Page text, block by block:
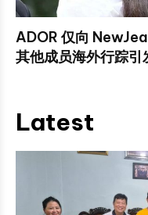
ADOR 仅向
其他成员海外行踪引
Latest